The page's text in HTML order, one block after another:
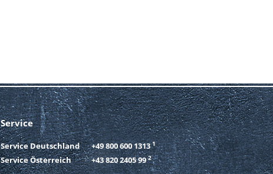
Service
Service Deutschland +49 800 600 1313 1
Service Österreich +43 820 2405 99 2